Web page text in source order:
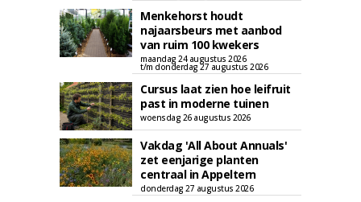
Menkehorst houdt
najaarsbeurs met aanbod
van ruim 100 kwekers
maandag 24 augustus 2026
t/m donderdag 27 augustus 2026
Cursus laat zien hoe leifruit
past in moderne tuinen
woensdag 26 augustus 2026
Vakdag 'All About Annuals'
zet eenjarige planten
centraal in Appeltern
donderdag 27 augustus 2026